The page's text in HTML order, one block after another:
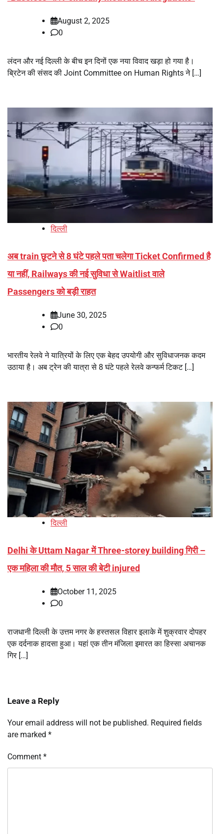
August 2, 2025
0
लंदन और नई दिल्ली के बीच इन दिनों एक नया विवाद खड़ा हो गया है।
ब्रिटेन की संसद की Joint Committee on Human Rights ने […]
दिल्ली
अब train छूटने से 8 घंटे पहले पता चलेगा Ticket Confirmed है
या नहीं, Railways की नई सुविधा से Waitlist वाले
Passengers को बड़ी राहत
June 30, 2025
0
भारतीय रेलवे ने यात्रियों के लिए एक बेहद उपयोगी और सुविधाजनक कदम
उठाया है। अब ट्रेन की यात्रा से 8 घंटे पहले रेलवे कन्फर्म टिकट […]
दिल्ली
Delhi के Uttam Nagar में Three-storey building गिरी –
एक महिला की मौत, 5 साल की बेटी injured
October 11, 2025
0
राजधानी दिल्ली के उत्तम नगर के हस्तसल विहार इलाके में शुक्रवार दोपहर
एक दर्दनाक हादसा हुआ। यहां एक तीन मंजिला इमारत का हिस्सा अचानक
गिर […]
Leave a Reply
Your email address will not be published. Required fields
are marked *
Comment *